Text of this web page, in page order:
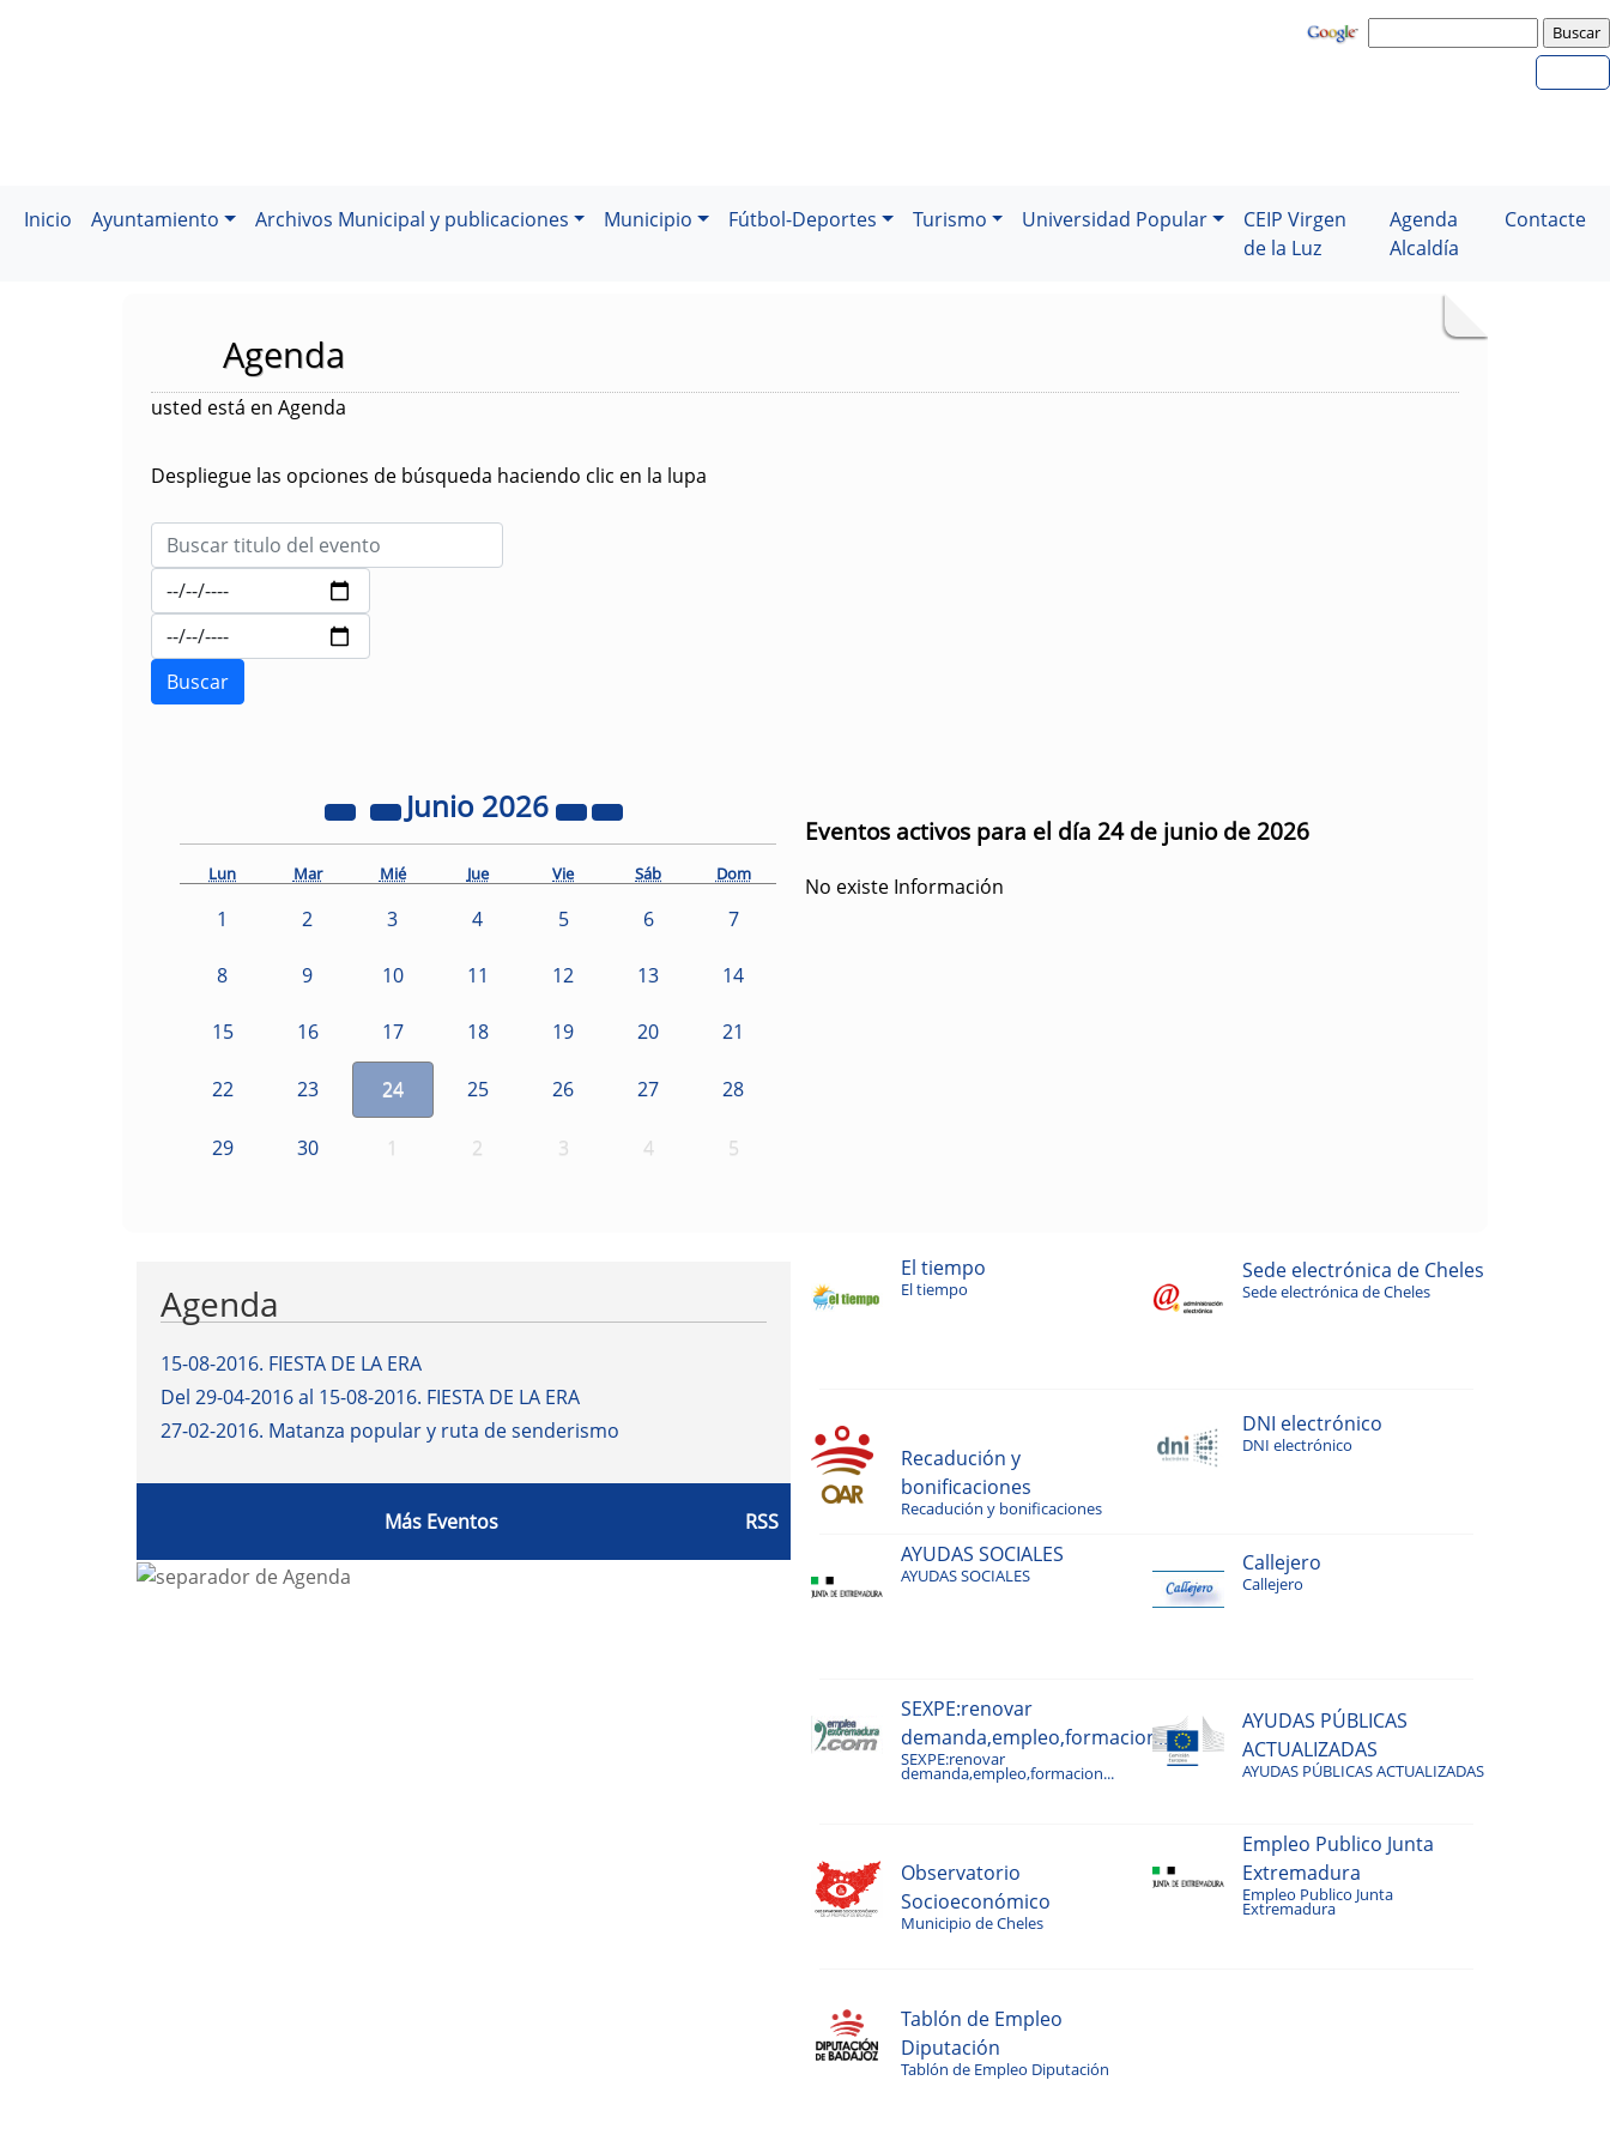
Inicio Ayuntamiento Archivos Municipal y publicaciones Municipio Fútbol-Deportes Turismo Universidad Popular
CEIP Virgen
de la Luz
Agenda
Alcaldía
Contacte
Agenda
usted está en Agenda
Despliegue las opciones de búsqueda haciendo clic en la lupa
Junio 2026
Lun Mar Mié Jue Vie Sáb Dom
1 2 3 4 5 6 7
8 9 10 11 12 13 14
15 16 17 18 19 20 21
22 23 24 25 26 27 28
29 30 1 2 3 4 5
Eventos activos para el día 24 de junio de 2026
No existe Información
Agenda
15-08-2016. FIESTA DE LA ERA
Del 29-04-2016 al 15-08-2016. FIESTA DE LA ERA
27-02-2016. Matanza popular y ruta de senderismo
Más Eventos RSS
El tiempo
El tiempo
Sede electrónica de Cheles
Sede electrónica de Cheles
Recadución y
bonificaciones
Recadución y bonificaciones
DNI electrónico
DNI electrónico
AYUDAS SOCIALES
AYUDAS SOCIALES
Callejero
Callejero
SEXPE:renovar
demanda,empleo,formacion...
SEXPE:renovar
demanda,empleo,formacion...
AYUDAS PÚBLICAS
ACTUALIZADAS
AYUDAS PÚBLICAS ACTUALIZADAS
Observatorio
Socioeconómico
Municipio de Cheles
Empleo Publico Junta
Extremadura
Empleo Publico Junta
Extremadura
Tablón de Empleo
Diputación
Tablón de Empleo Diputación